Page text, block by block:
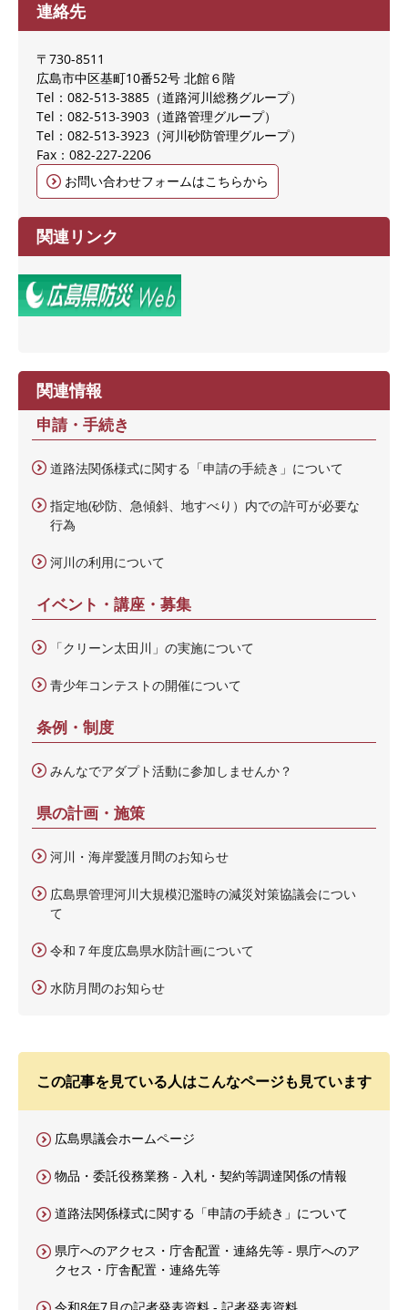
連絡先
〒730-8511
広島市中区基町10番52号 北館６階
Tel：082-513-3885
道路河川総務グループ
Tel：082-513-3903
道路管理グループ
Tel：082-513-3923
河川砂防管理グループ
Fax：082-227-2206
お問い合わせフォームはこちらから
関連リンク
関連情報
申請・手続き
道路法関係様式に関する「申請の手続き」について
指定地(砂防、急傾斜、地すべり）内での許可が必要な
行為
河川の利用について
イベント・講座・募集
「クリーン太田川」の実施について
青少年コンテストの開催について
条例・制度
みんなでアダプト活動に参加しませんか？
県の計画・施策
河川・海岸愛護月間のお知らせ
広島県管理河川大規模氾濫時の減災対策協議会につい
て
令和７年度広島県水防計画について
水防月間のお知らせ
この記事を見ている人はこんなページも見ています
広島県議会ホームページ
物品・委託役務業務 - 入札・契約等調達関係の情報
道路法関係様式に関する「申請の手続き」について
県庁へのアクセス・庁舎配置・連絡先等 - 県庁へのア
クセス・庁舎配置・連絡先等